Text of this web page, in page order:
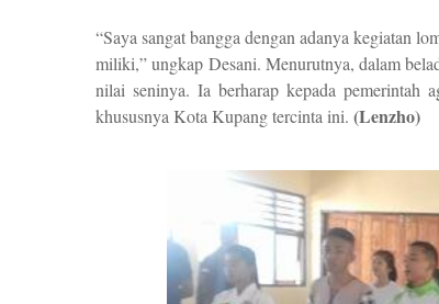
“Saya sangat bangga dengan adanya kegiatan
miliki,” ungkap Desani. Menurutnya, dalam
nilai seninya. Ia berharap kepada
khususnya Kota Kupang tercinta ini. (Lenzho)